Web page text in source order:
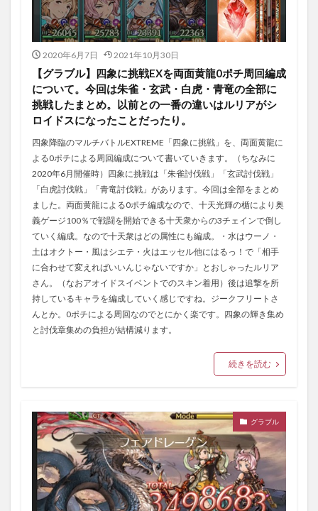
2020年6月7日 2021年10月30日
【グラブル】四象に挑戦EXを両面黄龍0ポチ周回編成
について。今回は朱雀・玄武・白虎・青竜の全部に
挑戦したまとめ。以前との一番の違いはルリアがシ
ロイドスになったことだったり。
四象降臨のマルチバトルEXTREME「四象に挑戦」を、両面黄龍に
よる0ポチによる周回編成について書いていきます。（ちなみに
2020年6月開催時）四象に挑戦は「朱雀討伐戦」「玄武討伐戦」
「白虎討伐戦」「青竜討伐戦」があります。今回は全部をまとめ
ました。両面黄龍による0ポチ編成なので、十天光輝の楯により奥
義ゲージ100％で戦闘を開始できる十天衆からの3チェインで倒し
ていく編成。なので十天衆はどの属性にも編成。・水はウーノ・
土はオクトー・風はシエテ・火はエッセル他にはるっ！で「相手
に合わせて変えればいいんじゃないですか」とおしゃったルリア
さん。（なおアオイドスイベントでのスキン着用）後は追撃を所
持しているキャラを編成していく感じですね。ジークフリートさ
んとか。0ポチによる周回なのでとにかく楽です。四象の輝き集め
と討伐章集めの負担が結構減ります。
続きを読む
グラブル